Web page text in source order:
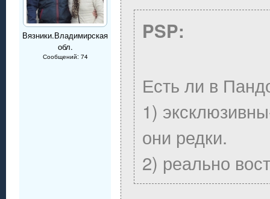
Вязники.Владимирская
обл.
Сообщений: 74
PSP:
Есть ли в
1)
они редки.
2) реально